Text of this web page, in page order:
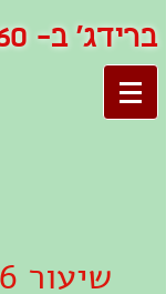
ברידג' ב- 60 שניות
שיעור 6 - ברידג'